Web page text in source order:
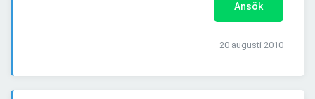
Ansök
20 augusti 2010